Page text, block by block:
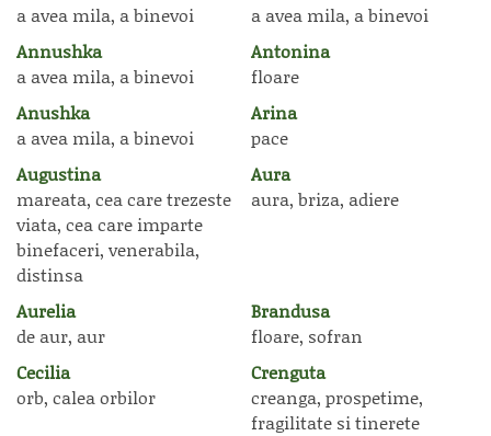
a avea mila, a binevoi
a avea mila, a binevoi
Annushka
a avea mila, a binevoi
Antonina
floare
Anushka
a avea mila, a binevoi
Arina
pace
Augustina
mareata, cea care trezeste
viata, cea care imparte
binefaceri, venerabila,
distinsa
Aura
aura, briza, adiere
Aurelia
de aur, aur
Brandusa
floare, sofran
Cecilia
orb, calea orbilor
Crenguta
creanga, prospetime,
fragilitate si tinerete